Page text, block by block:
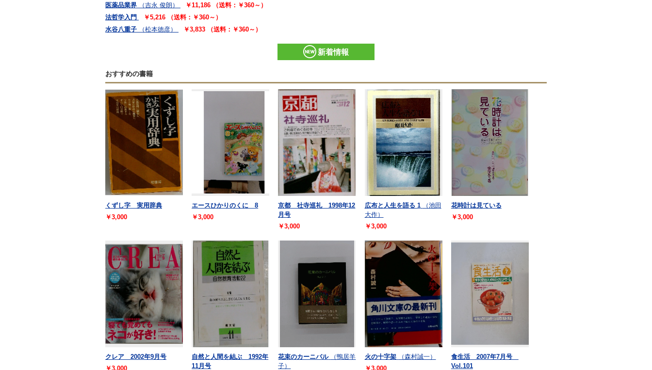
医薬品業界
（吉永 俊朗）
￥11,186 （送料：￥360～）
法哲学入門
￥5,216 （送料：￥360～）
水谷八重子
（松本徳彦） ￥3,833 （送料：￥360～）
新着情報
おすすめの書籍
くずし字 実用辞典
￥3,000
エースひかりのくに 8
￥3,000
京都 社寺巡礼 1998年12
月号
￥3,000
広布と人生を語る 1
（池田
大作）
￥3,000
花時計は見ている
￥3,000
クレア 2002年9月号
￥3,000
自然と人間を結ぶ 1992年
11月号
花束のカーニバル
（鴨居羊
子）
火の十字架
（森村誠一）
￥3,000
食生活 2007年7月号
Vol.101